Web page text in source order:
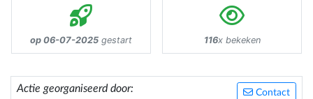
op 06-07-2025 gestart 116x bekeken
Contact
Actie georganiseerd door: